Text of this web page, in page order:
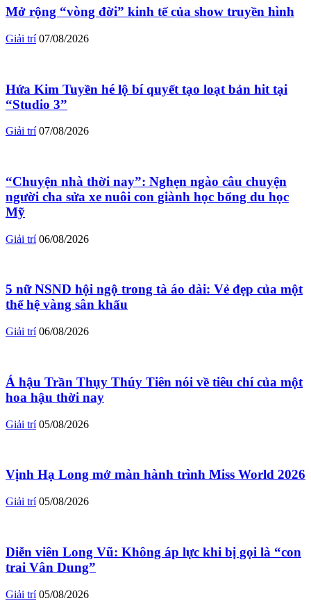
Mở rộng “vòng đời” kinh tế của show truyền hình
Giải trí 07/08/2026
Hứa Kim Tuyền hé lộ bí quyết tạo loạt bản hit tại
“Studio 3”
Giải trí 07/08/2026
“Chuyện nhà thời nay”: Nghẹn ngào câu chuyện
người cha sửa xe nuôi con giành học bổng du học
Mỹ
Giải trí 06/08/2026
5 nữ NSND hội ngộ trong tà áo dài: Vẻ đẹp của một
thế hệ vàng sân khấu
Giải trí 06/08/2026
Á hậu Trần Thụy Thúy Tiên nói về tiêu chí của một
hoa hậu thời nay
Giải trí 05/08/2026
Vịnh Hạ Long mở màn hành trình Miss World 2026
Giải trí 05/08/2026
Diễn viên Long Vũ: Không áp lực khi bị gọi là “con
trai Vân Dung”
Giải trí 05/08/2026